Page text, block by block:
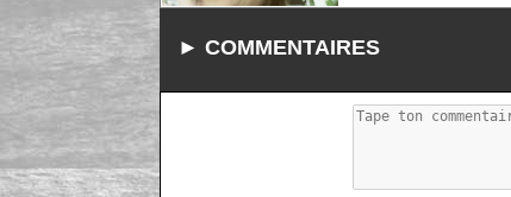
► COMMENTAIRES